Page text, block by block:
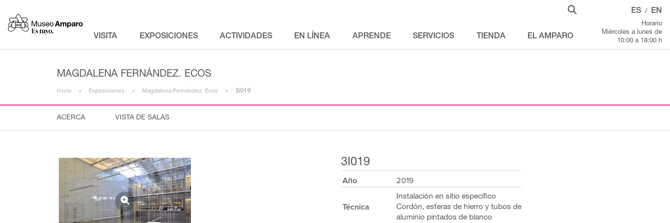
VISITA EXPOSICIONES ACTIVIDADES EN LÍNEA APRENDE SERVICIOS TIENDA EL AMPARO
ES / EN
Horario
Miércoles a lunes de
10:00 a 18:00 h
MAGDALENA FERNÁNDEZ. ECOS
Inicio Exposiciones Magdalena Fernández. Ecos 3i019
ACERCA VISTA DE SALAS
3I019
Año 2019
Técnica
Instalación en sitio específico
Cordón, esferas de hierro y tubos de
aluminio pintados de blanco